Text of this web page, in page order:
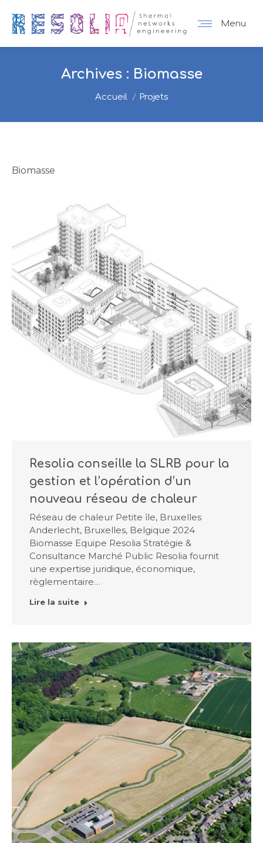
Menu
Archives : Biomasse
Vous êtes ici :
Accueil Projets
Biomasse
Resolia conseille la SLRB pour la
gestion et l’opération d’un
nouveau réseau de chaleur
Réseau de chaleur Petite île, Bruxelles
Anderlecht, Bruxelles, Belgique 2024
Biomasse Equipe Resolia Stratégie &
Consultance Marché Public Resolia fournit
une expertise juridique, économique,
règlementaire…
Lire la suite